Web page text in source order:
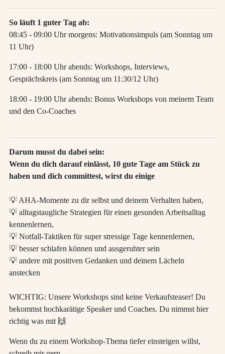
So läuft 1 guter Tag ab:
08:45 - 09:00 Uhr morgens: Motivationsimpuls (am Sonntag um
11 Uhr)
17:00 - 18:00 Uhr abends: Workshops, Interviews,
Gesprächskreis (am Sonntag um 11:30/12 Uhr)
18:00 - 19:00 Uhr abends: Bonus Workshops von meinem Team
und den Co-Coaches
Darum musst du dabei sein:
Wenn du dich darauf einlässt, 10 gute Tage am Stück zu
haben und dich committest, wirst du einige
💡 AHA-Momente zu dir selbst und deinem Verhalten haben,
💡 alltagstaugliche Strategien für einen gesunden Arbeitsalltag
kennenlernen,
💡 Notfall-Taktiken für super stressige Tage kennenlernen,
💡 besser schlafen können und ausgeruhter sein
💡 andere mit positiven Gedanken und deinem Lächeln
anstecken
WICHTIG: Unsere Workshops sind keine Verkaufsteaser! Du
bekommst hochkarätige Speaker und Coaches. Du nimmst hier
richtig was mit 🙌
Wenn du zu einem Workshop-Thema tiefer einsteigen willst,